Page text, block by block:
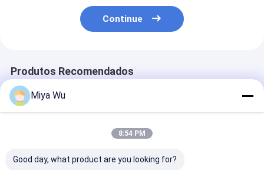
Continue
Produtos Recomendados
Miya Wu
8:54 PM
Good day, what product are you looking for?